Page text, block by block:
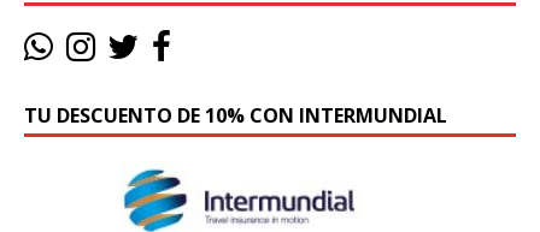
TU DESCUENTO DE 10% CON INTERMUNDIAL